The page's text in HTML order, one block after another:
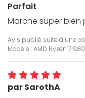
Parfait
Marche super bien
Avis publié suite à une
Modèle : AMD Ryzen 7
par SarothA